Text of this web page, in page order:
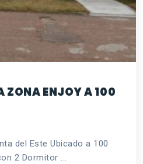
ZONA ENJOY A 100
del Este Ubicado a 100
2 Dormitor ...